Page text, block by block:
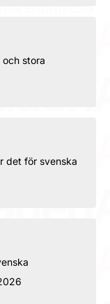
stora
det för svenska